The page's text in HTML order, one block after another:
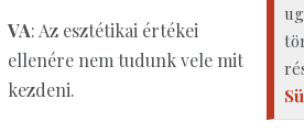
VA: Az esztétikai értékei
ellenére nem tudunk vele mit
kezdeni.